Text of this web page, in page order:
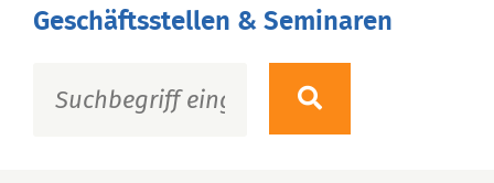
Geschäftsstellen & Seminaren